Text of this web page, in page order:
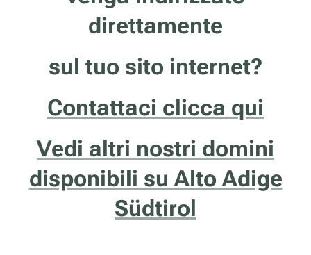
direttamente
sul tuo sito internet?
Contattaci clicca qui
Vedi altri nostri domini
disponibili su Alto Adige
Südtirol